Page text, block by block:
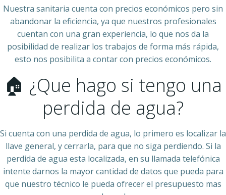
Nuestra sanitaria cuenta con precios económicos pero sin
abandonar la eficiencia, ya que nuestros profesionales
cuentan con una gran experiencia, lo que nos da la
posibilidad de realizar los trabajos de forma más rápida,
esto nos posibilita a contar con precios económicos.
🏠 ¿Que hago si tengo una
perdida de agua?
Si cuenta con una perdida de agua, lo primero es localizar la
llave general, y cerrarla, para que no siga perdiendo. Si la
perdida de agua esta localizada, en su llamada telefónica
intente darnos la mayor cantidad de datos que pueda para
que nuestro técnico le pueda ofrecer el presupuesto mas